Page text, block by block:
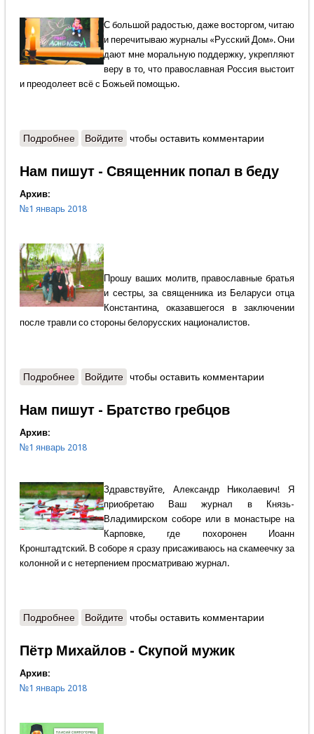
С большой радостью, даже восторгом, читаю
и перечитываю журналы «Русский Дом». Они
дают мне моральную поддержку, укрепляют
веру в то, что православная Россия выстоит
и преодолеет всё с Божьей помощью.
Подробнеео Нам пишут - Молюсь о своих земляках
Войдите чтобы оставить комментарии
Нам пишут - Священник попал в беду
Архив:
№1 январь 2018
Прошу ваших молитв, православные братья
и сестры, за священника из Беларуси отца
Константина, оказавшегося в заключении
после травли со стороны белорусских националистов.
Подробнеео Нам пишут - Священник попал в беду
Войдите чтобы оставить комментарии
Нам пишут - Братство гребцов
Архив:
№1 январь 2018
Здравствуйте, Александр Николаевич! Я
приобретаю Ваш журнал в Князь-
Владимирском соборе или в монастыре на
Карповке, где похоронен Иоанн
Кронштадтский. В соборе я сразу присаживаюсь на скамеечку за
колонной и с нетерпением просматриваю журнал.
Подробнеео Нам пишут - Братство гребцов
Войдите чтобы оставить комментарии
Пётр Михайлов - Скупой мужик
Архив:
№1 январь 2018